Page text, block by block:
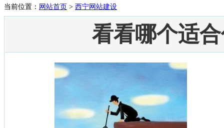
当前位置： 网站首页 > 西宁网站建设
看看哪个适